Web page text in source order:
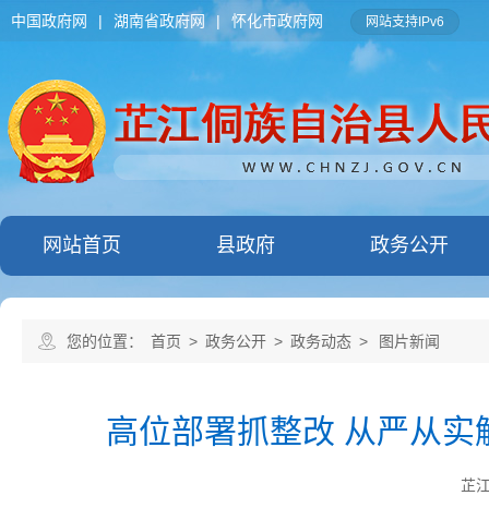
中国政府网 | 湖南省政府网 | 怀化市政府网 网站支持IPv6
网站首页 县政府 政务公开
您的位置： 首页 > 政务公开 > 政务动态 > 图片新闻
高位部署抓整改 从严从
芷